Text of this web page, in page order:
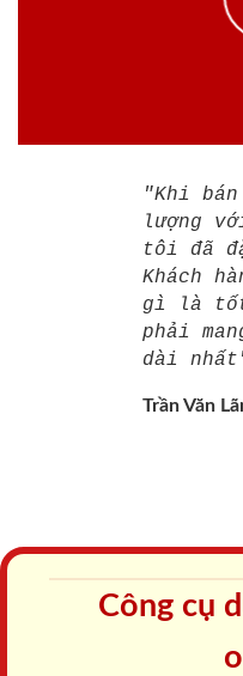
"Khi
lượng
tôi đã
Khách
gì là tốt
phải
dài
Trần Văn
Công cụ